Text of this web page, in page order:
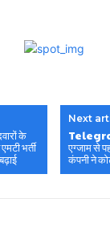
के
भर्ती
Next
एग्जाम से
कंपनी ने